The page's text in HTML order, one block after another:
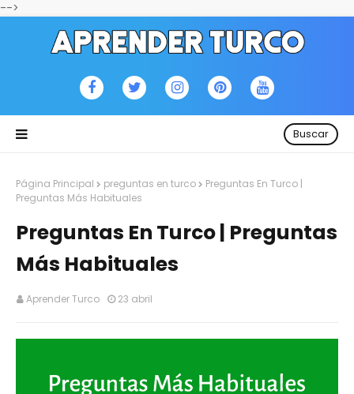
-->
Buscar
Página Principal preguntas en turco
Preguntas En Turco |
Preguntas Más Habituales
Preguntas En Turco | Preguntas
Más Habituales
Aprender Turco 23 abril